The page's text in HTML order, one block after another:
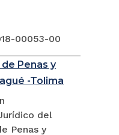
00053-00
Penas y
-Tolima
del
Penas y